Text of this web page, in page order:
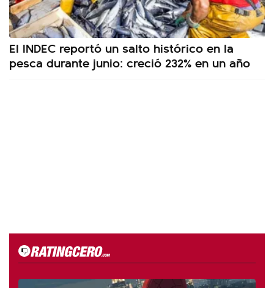
El INDEC reportó un salto histórico en la
pesca durante junio: creció 232% en un año